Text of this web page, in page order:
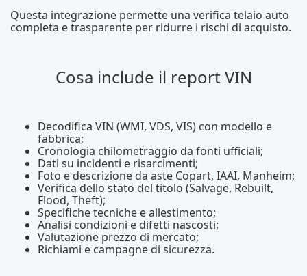
Questa integrazione permette una verifica telaio auto
completa e trasparente per ridurre i rischi di acquisto.
Cosa include il report VIN
Decodifica VIN (WMI, VDS, VIS) con modello e
fabbrica;
Cronologia chilometraggio da fonti ufficiali;
Dati su incidenti e risarcimenti;
Foto e descrizione da aste Copart, IAAI, Manheim;
Verifica dello stato del titolo (Salvage, Rebuilt,
Flood, Theft);
Specifiche tecniche e allestimento;
Analisi condizioni e difetti nascosti;
Valutazione prezzo di mercato;
Richiami e campagne di sicurezza.